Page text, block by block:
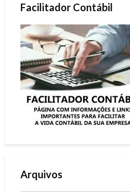
Facilitador Contábil
Arquivos